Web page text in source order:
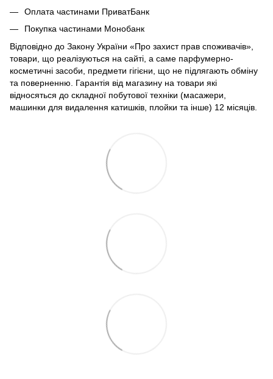
Оплата частинами ПриватБанк
Покупка частинами Монобанк
Відповідно до Закону України «Про захист прав споживачів»,
товари, що реалізуються на сайті, а саме парфумерно-
косметичні засоби, предмети гігієни, що не підлягають обміну
та поверненню. Гарантія від магазину на товари які
відносяться до складної побутової техніки (масажери,
машинки для видалення катишків, плойки та інше) 12 місяців.